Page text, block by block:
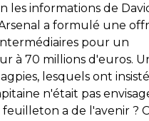
les informations de
a formulé une
pour un
à 70 millions d'euros.
lesquels ont
n'était pas
a de l'avenir ?